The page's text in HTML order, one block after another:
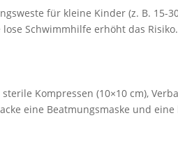
für kleine Kinder (z. B.
Schwimmhilfe erhöht das
Kompressen (10×10 cm),
eine Beatmungsmaske und